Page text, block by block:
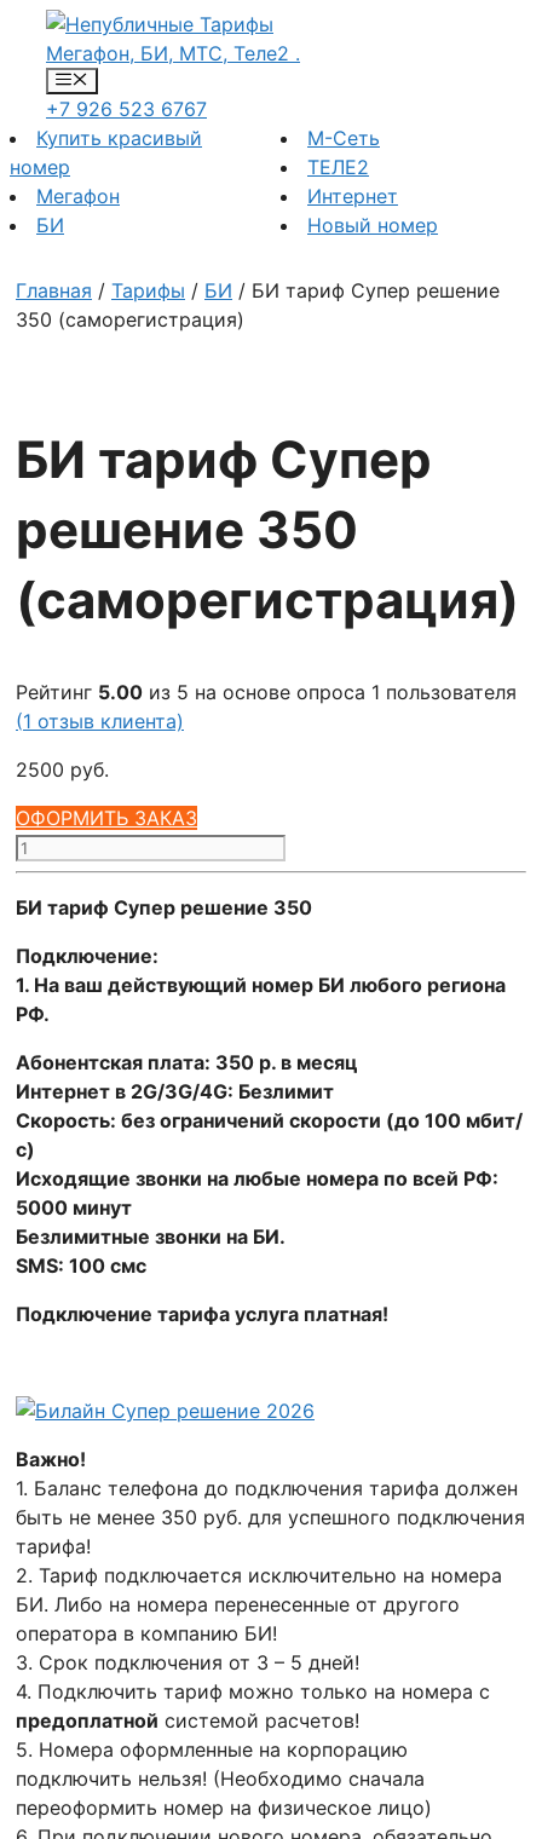
Перейти
содержимому
Меню
+7 926 523 6767
Купить красивый
номер
Мегафон
БИ
М-Сеть
ТЕЛЕ2
Интернет
Новый номер
Главная / Тарифы / БИ / БИ тариф Супер решение
350 (саморегистрация)
БИ тариф Супер
решение 350
(саморегистрация)
Рейтинг 5.00 из 5 на основе опроса 1 пользователя
(1 отзыв клиента)
2500 руб.
ОФОРМИТЬ ЗАКАЗ
Количество
товара
БИ
Супер
решение
350
(саморегистрация)
БИ тариф Супер решение 350
Подключение:
1. На ваш действующий номер БИ любого региона
РФ.
Абонентская плата: 350 р. в месяц
Интернет в 2G/3G/4G: Безлимит
Скорость: без ограничений скорости (до 100 мбит/
с)
Исходящие звонки на любые номера по всей РФ:
5000 минут
Безлимитные звонки на БИ.
SMS: 100 смс
Подключение тарифа услуга платная!
Важно!
1. Баланс телефона до подключения тарифа должен
быть не менее 350 руб. для успешного подключения
тарифа!
2. Тариф подключается исключительно на номера
БИ. Либо на номера перенесенные от другого
оператора в компанию БИ!
3. Срок подключения от 3 – 5 дней!
4. Подключить тариф можно только на номера с
предоплатной системой расчетов!
5. Номера оформленные на корпорацию
подключить нельзя! (Необходимо сначала
переоформить номер на физическое лицо)